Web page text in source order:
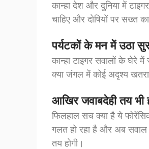
कान्हा देश और दुनिया में
चाहिए और दोषियों पर सख्त
पर्यटकों के मन में उठा
कान्हा टाइगर सवालों के घेरे
क्या जंगल में कोई अदृश्य खतरा
आखिर जवाबदेही तय भी
फिलहाल सच क्या है ये
गलत हो रहा है और अब सवाल
तय होगी।